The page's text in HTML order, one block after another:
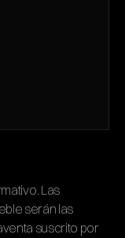
Las
serán las
suscrito por